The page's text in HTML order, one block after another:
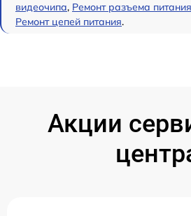
видеочипа, Ремонт разъема питания
Ремонт цепей питания.
Акции